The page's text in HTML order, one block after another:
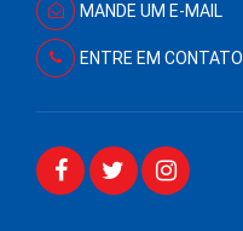
MANDE UM E-MAIL
ENTRE EM CONTATO